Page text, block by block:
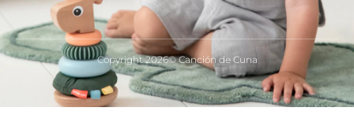
Copyright 2026© Canción de Cuna